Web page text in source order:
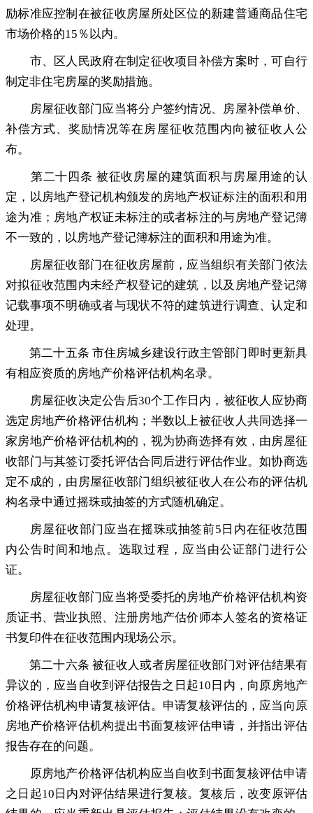
励标准应控制在被征收房屋所处区位的新建普通商品住宅
市场价格的15％以内。
市、区人民政府在制定征收项目补偿方案时 ，可自行
制定非住宅房屋的奖励措施。
房屋征收部门应当将分户签约情况、房屋补偿单价、
补偿方式、奖励情况等在房屋征收范围内向被征收人公
布。
第二十四条 被征收房屋的建筑面积与房屋用途的认
定 ， 以房地产登记机构颁发的房地产权证标注的面积和用
途为准；房地产权证未标注的或者标注的与房地产登记簿
不一致的 ， 以房地产登记簿标注的面积和用途为准。
房屋征收部门在征收房屋前 ， 应当组织有关部门依法
对拟征收范围内未经产权登记的建筑，以及房地产登记簿
记载事项不明确或者与现状不符的建筑进行调查、认定和
处理。
第二十五条 市住房城乡建设行政主管部门即时更新具
有相应资质的房地产价格评估机构名录。
房屋征收决定公告后30个工作日内 ， 被征收人应协商
选定房地产价格评估机构；半数以上被征收人共同选择一
家房地产价格评估机构的 ， 视为协商选择有效，由房屋征
收部门与其签订委托评估合同后进行评估作业。如协商选
定不成的，由房屋征收部门组织被征收人在公布的评估机
构名录中通过摇珠或抽签的方式随机确定。
房屋征收部门应当在摇珠或抽签前5日内在征收范围
内公告时间和地点。选取过程，应当由公证部门进行公
证。
房屋征收部门应当将受委托的房地产价格评估机构资
质证书、营业执照、注册房地产估价师本人签名的资格证
书复印件在征收范围内现场公示。
第二十六条 被征收人或者房屋征收部门对评估结果有
异议的 ， 应当自收到评估报告之日起10日内，向原房地产
价格评估机构申请复核评估。 申请复核评估的，应当向原
房地产价格评估机构提出书面复核评估申请 ， 并指出评估
报告存在的问题。
原房地产价格评估机构应当自收到书面复核评估申请
之日起10日内对评估结果进行复核。 复核后，改变原评估